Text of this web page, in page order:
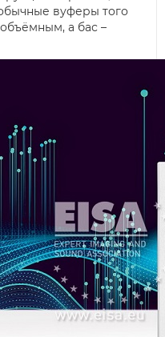
вуферы того
а бас –